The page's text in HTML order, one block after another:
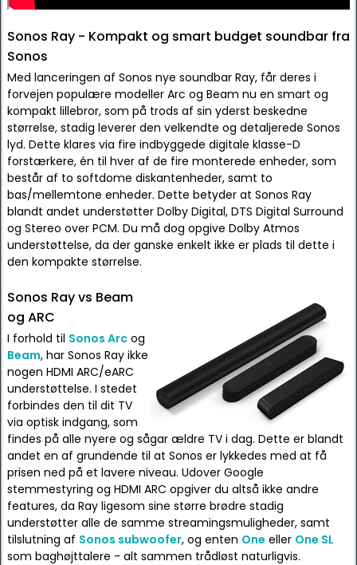
Sonos Ray - Kompakt og smart budget soundbar fra
Sonos
Med lanceringen af Sonos nye soundbar Ray, får deres i
forvejen populære modeller Arc og Beam nu en smart og
kompakt lillebror, som på trods af sin yderst beskedne
størrelse, stadig leverer den velkendte og detaljerede Sonos
lyd. Dette klares via fire indbyggede digitale klasse-D
forstærkere, én til hver af de fire monterede enheder, som
består af to softdome diskantenheder, samt to
bas/mellemtone enheder. Dette betyder at Sonos Ray
blandt andet understøtter Dolby Digital, DTS Digital Surround
og Stereo over PCM. Du må dog opgive Dolby Atmos
understøttelse, da der ganske enkelt ikke er plads til dette i
den kompakte størrelse.
Sonos Ray vs Beam
og ARC
I forhold til Sonos Arc og
Beam, har Sonos Ray ikke
nogen HDMI ARC/eARC
understøttelse. I stedet
forbindes den til dit TV
via optisk indgang, som
findes på alle nyere og sågar ældre TV i dag. Dette er blandt
andet en af grundende til at Sonos er lykkedes med at få
prisen ned på et lavere niveau. Udover Google
stemmestyring og HDMI ARC opgiver du altså ikke andre
features, da Ray ligesom sine større brødre stadig
understøtter alle de samme streamingsmuligheder, samt
tilslutning af Sonos subwoofer, og enten One eller One SL
som baghøjttalere - alt sammen trådløst naturligvis.